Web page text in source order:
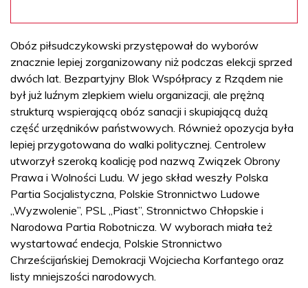
Obóz piłsudczykowski przystępował do wyborów
znacznie lepiej zorganizowany niż podczas elekcji sprzed
dwóch lat. Bezpartyjny Blok Współpracy z Rządem nie
był już luźnym zlepkiem wielu organizacji, ale prężną
strukturą wspierającą obóz sanacji i skupiającą dużą
część urzędników państwowych. Również opozycja była
lepiej przygotowana do walki politycznej. Centrolew
utworzył szeroką koalicję pod nazwą Związek Obrony
Prawa i Wolności Ludu. W jego skład weszły Polska
Partia Socjalistyczna, Polskie Stronnictwo Ludowe
„Wyzwolenie”, PSL „Piast”, Stronnictwo Chłopskie i
Narodowa Partia Robotnicza. W wyborach miała też
wystartować endecja, Polskie Stronnictwo
Chrześcijańskiej Demokracji Wojciecha Korfantego oraz
listy mniejszości narodowych.